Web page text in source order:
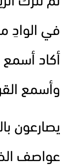
في الوادِ
أكاد
وأسمع
يصارعون
عواصف